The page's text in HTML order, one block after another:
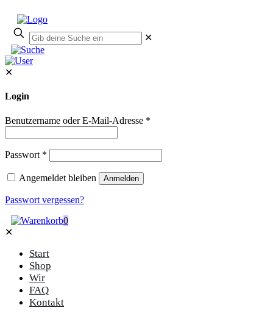
✕
✕
Login
Benutzername oder E-Mail-Adresse *
Passwort *
Angemeldet bleiben Anmelden
Passwort vergessen?
0
✕
Start
Shop
Wir
FAQ
Kontakt